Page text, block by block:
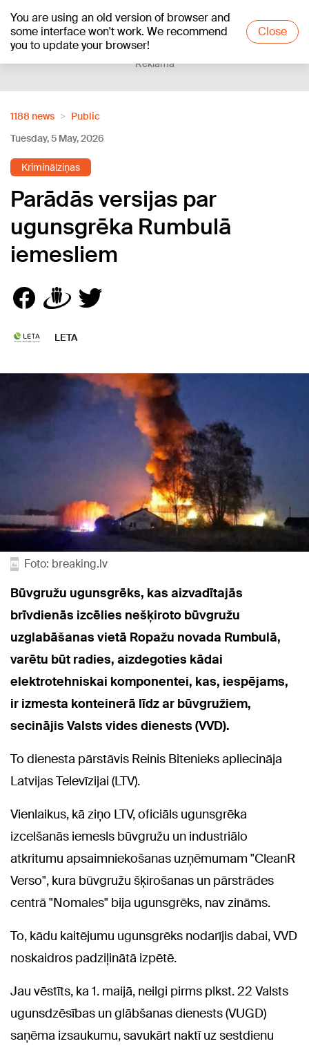
You are using an old version of browser and
some interface won't work. We recommend
you to update your browser!
Close
+24°C
Reklāma
1188 news
Public
Tuesday, 5 May, 2026
Kriminālziņas
Parādās versijas par
ugunsgrēka Rumbulā
iemesliem
LETA
Foto: breaking.lv
Būvgružu ugunsgrēks, kas aizvadītajās
brīvdienās izcēlies nešķiroto būvgružu
uzglabāšanas vietā Ropažu novada Rumbulā,
varētu būt radies, aizdegoties kādai
elektrotehniskai komponentei, kas, iespējams,
ir izmesta konteinerā līdz ar būvgružiem,
secinājis Valsts vides dienests (VVD).
To dienesta pārstāvis Reinis Bitenieks apliecināja
Latvijas Televīzijai (LTV).
Vienlaikus, kā ziņo LTV, oficiāls ugunsgrēka
izcelšanās iemesls būvgružu un industriālo
atkritumu apsaimniekošanas uzņēmumam "CleanR
Verso", kura būvgružu šķirošanas un pārstrādes
centrā "Nomales" bija ugunsgrēks, nav zināms.
To, kādu kaitējumu ugunsgrēks nodarījis dabai, VVD
noskaidros padziļinātā izpētē.
Jau vēstīts, ka 1. maijā, neilgi pirms plkst. 22 Valsts
ugunsdzēsības un glābšanas dienests (VUGD)
saņēma izsaukumu, savukārt naktī uz sestdienu